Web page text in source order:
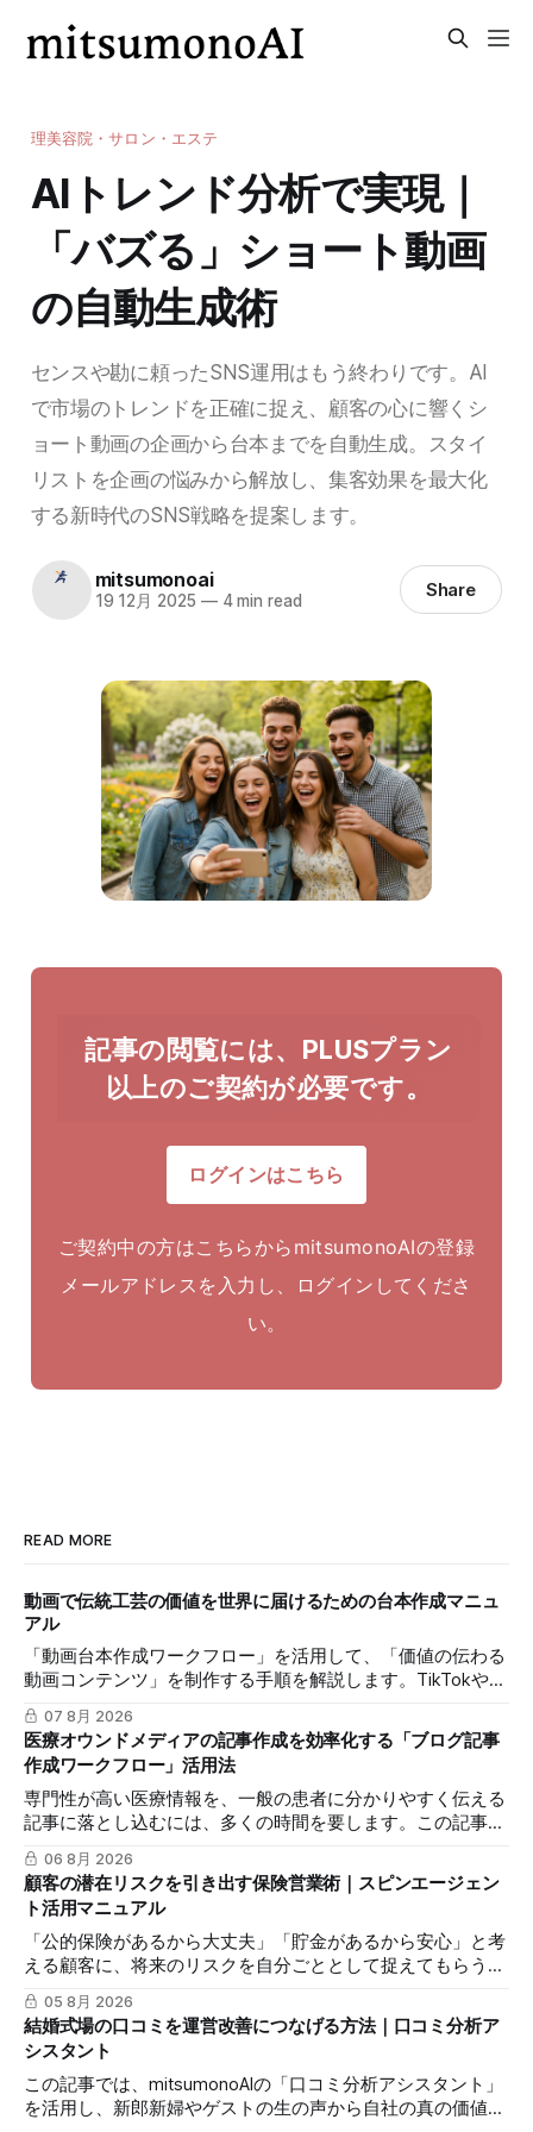
理美容院・サロン・エステ
AIトレンド分析で実現｜
「バズる」ショート動画
の自動生成術
センスや勘に頼ったSNS運用はもう終わりです。AI
で市場のトレンドを正確に捉え、顧客の心に響くシ
ョート動画の企画から台本までを自動生成。スタイ
リストを企画の悩みから解放し、集客効果を最大化
する新時代のSNS戦略を提案します。
mitsumonoai
19 12月 2025 —4 min read Share
記事の閲覧には、PLUSプラン
以上のご契約が必要です。
ログインはこちら
ご契約中の方はこちらからmitsumonoAIの登録
メールアドレスを入力し、ログインしてくださ
い。
READ MORE
動画で伝統工芸の価値を世界に届けるための台本作成マニュ
アル
「動画台本作成ワークフロー」を活用して、「価値の伝わる
動画コンテンツ」を制作する手順を解説します。TikTokや
Instagramリールを通じた、国内若年層および海外市場への
効果的な発信を支援します。
07 8月 2026
医療オウンドメディアの記事作成を効率化する「ブログ記事
作成ワークフロー」活用法
専門性が高い医療情報を、一般の患者に分かりやすく伝える
記事に落とし込むには、多くの時間を要します。この記事で
は、mitsumonoAIの「ブログ記事作成ワークフロー」を活用
し、SEOに配慮した質の高いブログ記事を効率的に作成し、
発信力を最大化する方法を解説します。
06 8月 2026
顧客の潜在リスクを引き出す保険営業術｜スピンエージェン
ト活用マニュアル
「公的保険があるから大丈夫」「貯金があるから安心」と考
える顧客に、将来のリスクを自分ごととして捉えてもらうの
は簡単ではありません。この記事では、mitsumonoAIの「ス
ピンエージェント」を活用し、顧客の反論すらも対話の糸口
に変え、納得感を高めて成約に繋げる具体的な3つのステッ
プを解説します。
05 8月 2026
結婚式場の口コミを運営改善につなげる方法｜口コミ分析ア
シスタント
この記事では、mitsumonoAIの「口コミ分析アシスタント」
を活用し、新郎新婦やゲストの生の声から自社の真の価値を